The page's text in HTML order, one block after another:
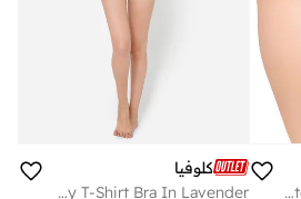
Clovia Pack Of 3 Cotton Mid Waist Hipster Panty With Lace Waist
كلوفيا
Clovia Padded Non-Wired Full Cup Multiway T-Shirt Bra In Lavender